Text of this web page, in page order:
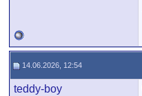
14.06.2026, 12:54
teddy-boy